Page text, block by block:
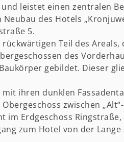
leistet einen zentralen
des Hotels
5.
Teil des
des
gebildet. Dieser
ihren dunklen
zwischen
im Erdgeschoss Ringstraße,
zum Hotel von der